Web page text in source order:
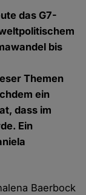
das G7-
bis
Themen
ein
dass im
Ein
Baerbock